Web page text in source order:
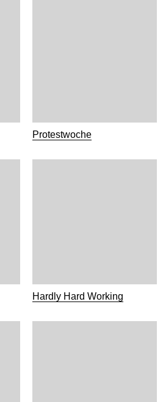
Protestwoche
Hardly Hard Working